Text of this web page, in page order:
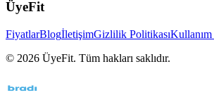
ÜyeFit
FiyatlarBlogİletişimGizlilik PolitikasıKullanım
© 2026 ÜyeFit. Tüm hakları saklıdır.